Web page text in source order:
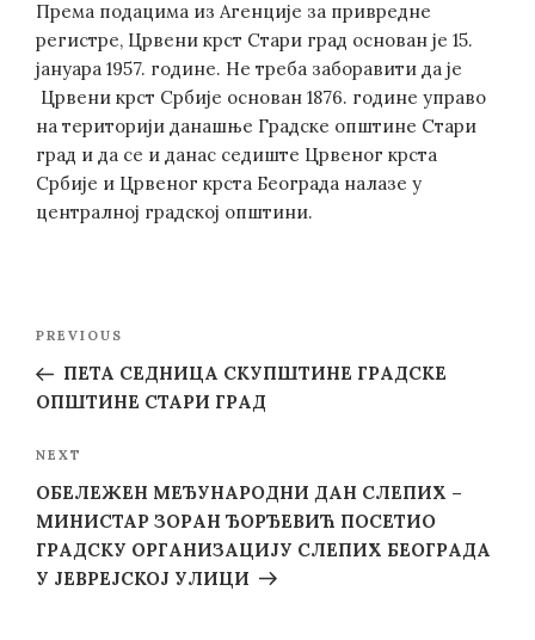
Према подацима из Агенције за привредне
регистре, Црвени крст Стари град основан је 15.
јануара 1957. године. Не треба заборавити да је
Црвени крст Србије основан 1876. године управо
на територији данашње Градске општине Стари
град и да се и данас седиште Црвеног крста
Србије и Црвеног крста Београда налазе у
централној градској општини.
Post
Previous
Post
PREVIOUS
ПЕТА СЕДНИЦА СКУПШТИНЕ ГРАДСКЕ
ОПШТИНЕ СТАРИ ГРАД
Next
Post
NEXT
ОБЕЛЕЖЕН МЕЂУНАРОДНИ ДАН СЛЕПИХ –
МИНИСТАР ЗОРАН ЂОРЂЕВИЋ ПОСЕТИО
ГРАДСКУ ОРГАНИЗАЦИЈУ СЛЕПИХ БЕОГРАДА
У ЈЕВРЕЈСКОЈ УЛИЦИ